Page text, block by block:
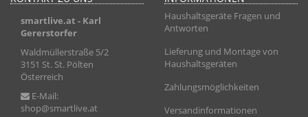
smartlive.at - Karl
Gererstorfer
Waldmüllerstraße 5/2
3151 St. St. Pölten
Österreich
E-Mail:
shop@smartlive.at
Haushaltsgeräte Fragen und
Antworten
Lieferung und Montage von
Haushaltsgeräten
Zahlungsmöglichkeiten
Versandinformationen